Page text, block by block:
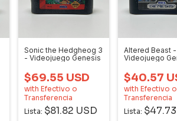
Sonic the Hedgheog 3
- Videojuego Genesis
$69.55 USD
with Efectivo o
Transferencia
Lista: $81.82 USD
Altered Beast -
Videojuego
$40.57
with Efectivo o
Transferencia
Lista: